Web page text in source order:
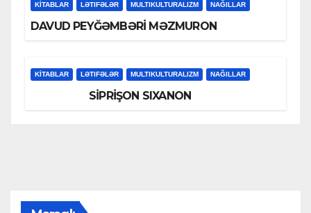
KİTABLAR LƏTIFƏLƏR MULTIKULTURALIZM NAĞILLAR
DAVUD PEYĞƏMBƏRİ MƏZMURON
KİTABLAR LƏTIFƏLƏR MULTIKULTURALIZM NAĞILLAR
SİPRİŞON SIXANON